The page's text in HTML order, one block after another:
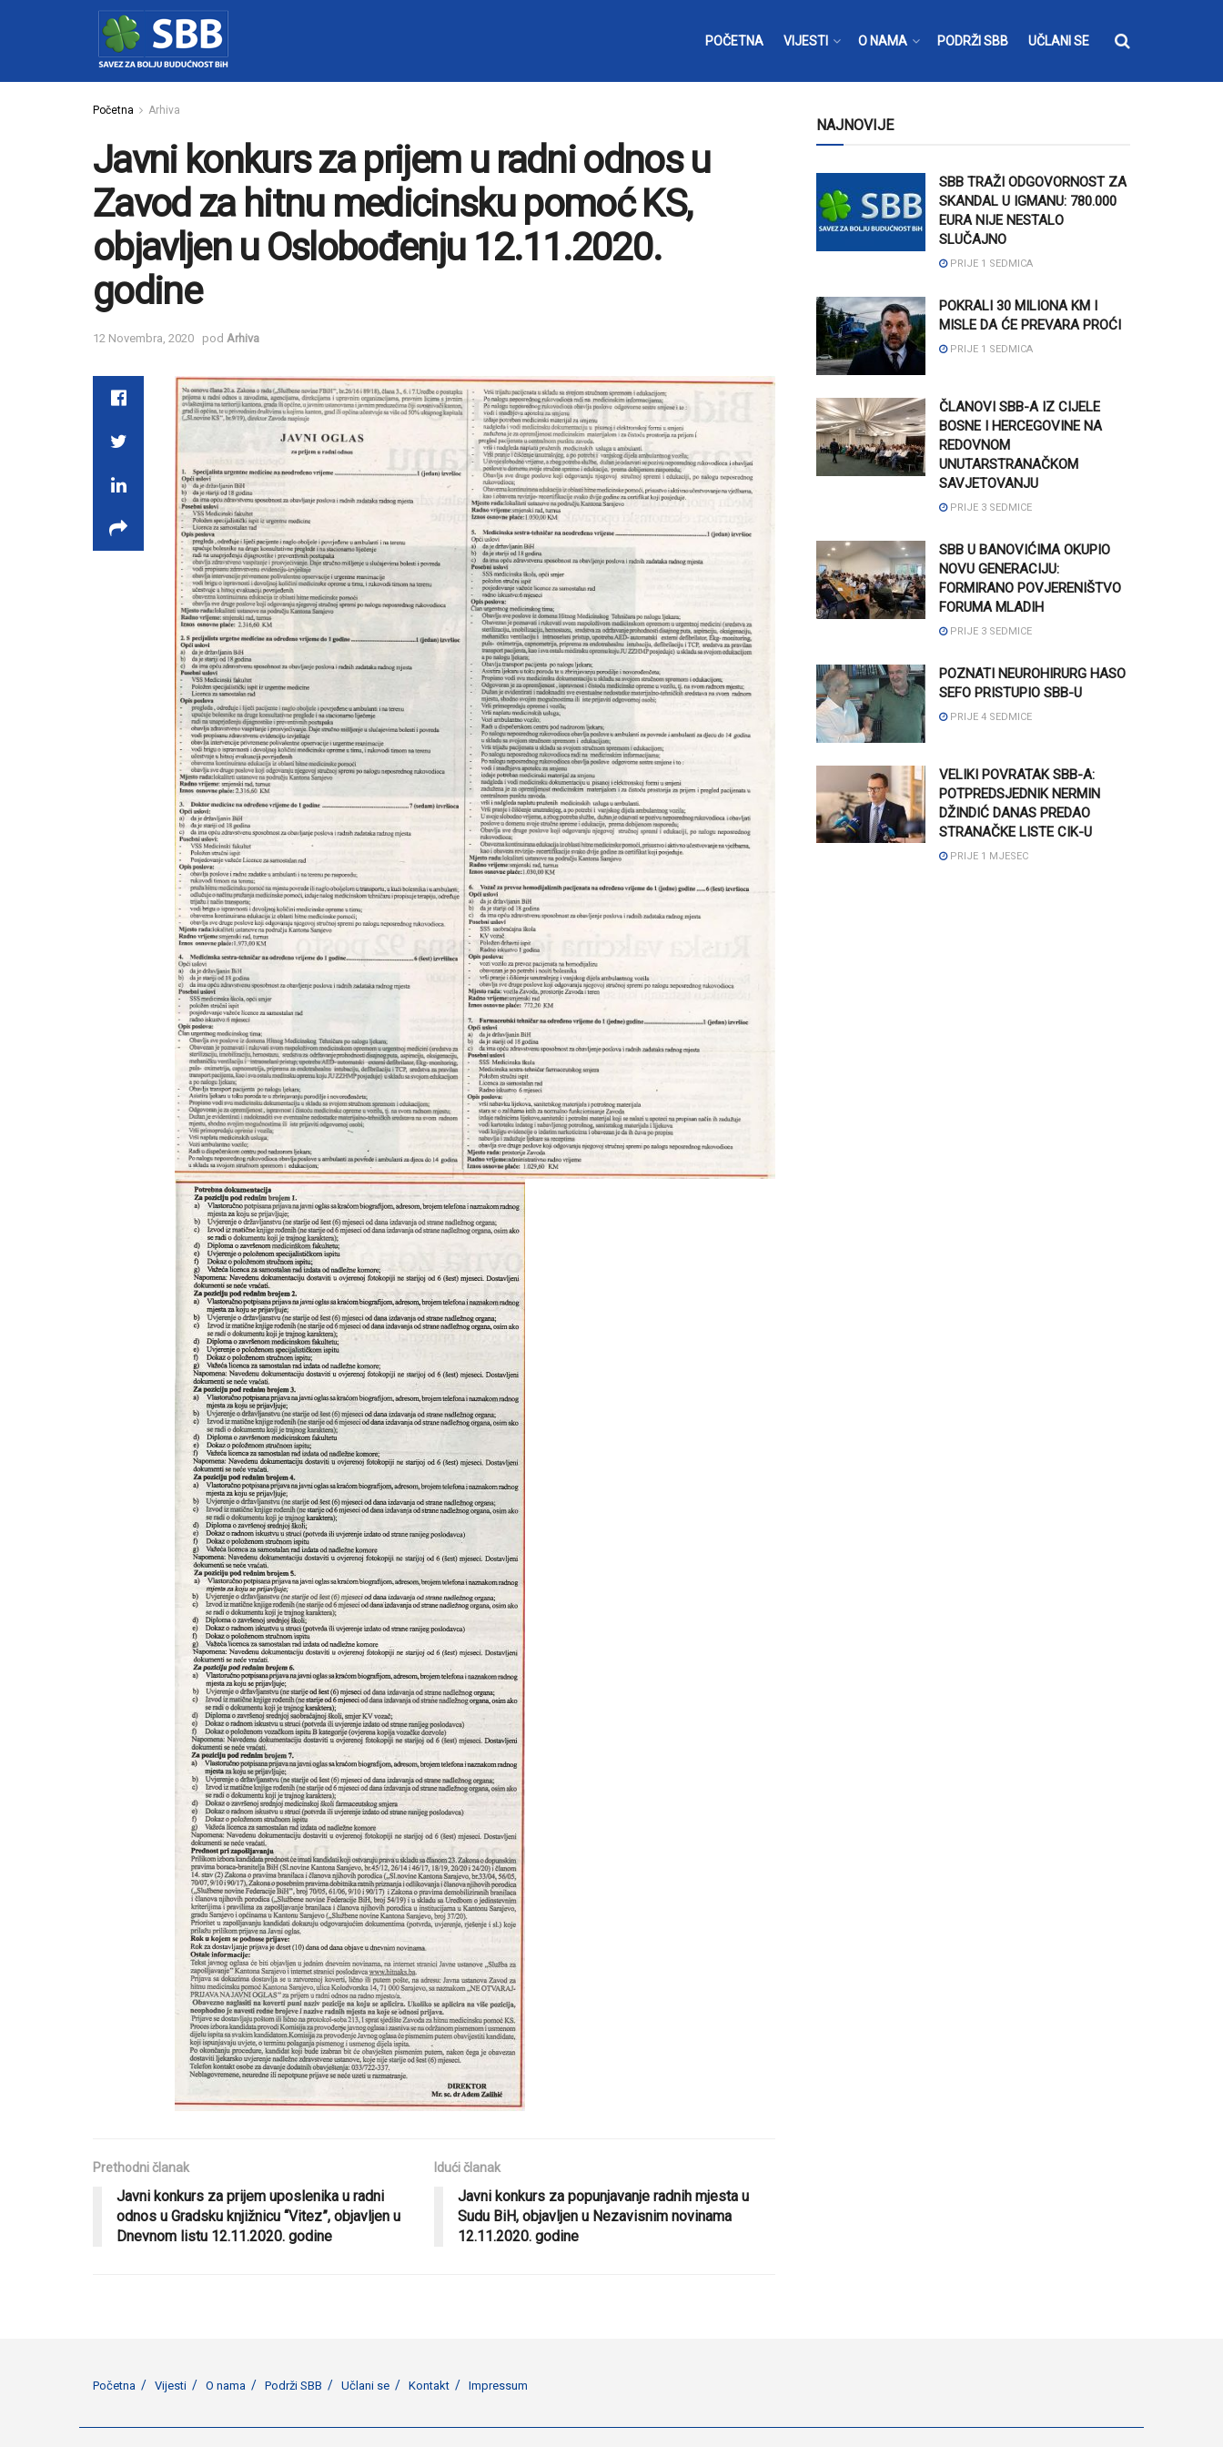
POČETNA VIJESTI O NAMA PODRŽI SBB UČLANI SE
Početna Arhiva
Javni konkurs za prijem u radni odnos u
Zavod za hitnu medicinsku pomoć KS,
objavljen u Oslobođenju 12.11.2020.
godine
12 Novembra, 2020 pod Arhiva
Prethodni članak
Javni konkurs za prijem uposlenika u radni
odnos u Gradsku knjižnicu “Vitez”, objavljen u
Dnevnom listu 12.11.2020. godine
Idući članak
Javni konkurs za popunjavanje radnih mjesta u
Sudu BiH, objavljen u Nezavisnim novinama
12.11.2020. godine
NAJNOVIJE
SBB TRAŽI ODGOVORNOST ZA
SKANDAL U IGMANU: 780.000
EURA NIJE NESTALO
SLUČAJNO
PRIJE 1 SEDMICA
POKRALI 30 MILIONA KM I
MISLE DA ĆE PREVARA PROĆI
PRIJE 1 SEDMICA
ČLANOVI SBB-A IZ CIJELE
BOSNE I HERCEGOVINE NA
REDOVNOM
UNUTARSTRANAČKOM
SAVJETOVANJU
PRIJE 3 SEDMICE
SBB U BANOVIĆIMA OKUPIO
NOVU GENERACIJU:
FORMIRANO POVJERENIŠTVO
FORUMA MLADIH
PRIJE 3 SEDMICE
POZNATI NEUROHIRURG HASO
SEFO PRISTUPIO SBB-U
PRIJE 4 SEDMICE
VELIKI POVRATAK SBB-A:
POTPREDSJEDNIK NERMIN
DŽINDIĆ DANAS PREDAO
STRANAČKE LISTE CIK-U
PRIJE 1 MJESEC
Početna Vijesti O nama Podrži SBB Učlani se Kontakt Impressum